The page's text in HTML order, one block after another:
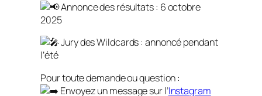
Annonce des résultats : 6 octobre
2025
Jury des Wildcards : annoncé pendant
l’été
Pour toute demande ou question :
Envoyez un message sur l’Instagram